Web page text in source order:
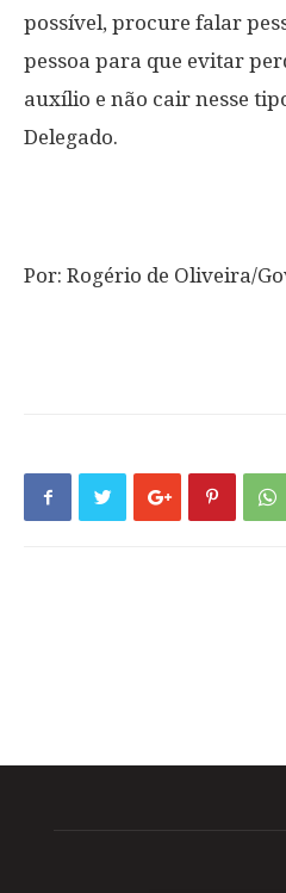
possível, procure falar
pessoa para que evitar
auxílio e não cair nesse
Delegado.
Por: Rogério de Oliveira/